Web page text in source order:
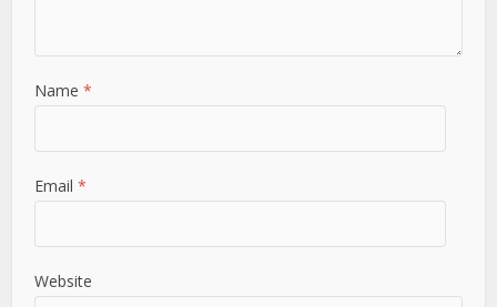
Name*
Email*
Website